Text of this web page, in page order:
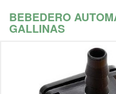
BEBEDERO
GALLINAS